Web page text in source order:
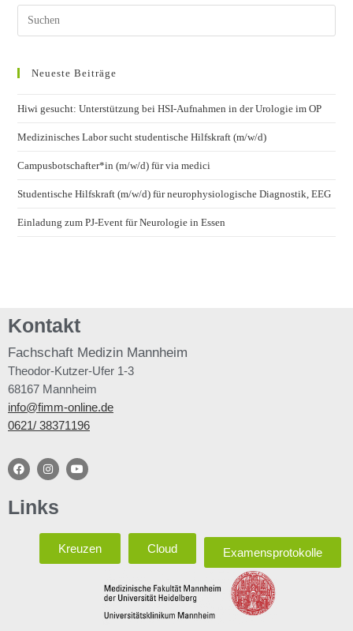
Neueste Beiträge
Hiwi gesucht: Unterstützung bei HSI-Aufnahmen in der Urologie im OP
Medizinisches Labor sucht studentische Hilfskraft (m/w/d)
Campusbotschafter*in (m/w/d) für via medici
Studentische Hilfskraft (m/w/d) für neurophysiologische Diagnostik, EEG
Einladung zum PJ-Event für Neurologie in Essen
Kontakt
Fachschaft Medizin Mannheim
Theodor-Kutzer-Ufer 1-3
68167 Mannheim
info@fimm-online.de
0621/ 38371196
Links
Kreuzen Cloud Examensprotokolle